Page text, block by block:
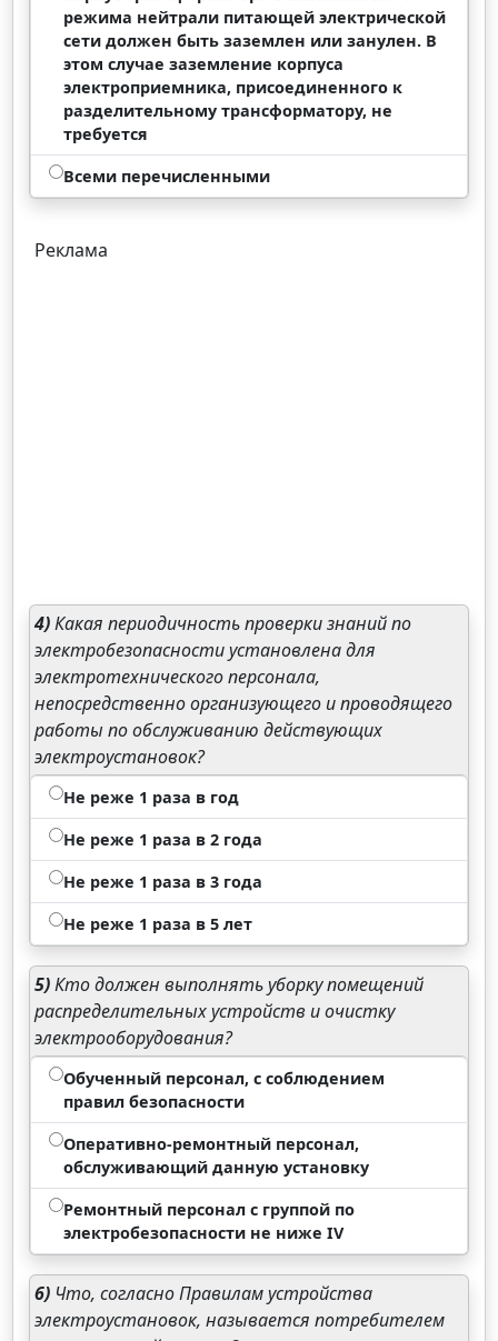
режима нейтрали питающей электрической
сети должен быть заземлен или занулен. В
этом случае заземление корпуса
электроприемника, присоединенного к
разделительному трансформатору, не
требуется
Всеми перечисленными
Реклама
4)Какая периодичность проверки знаний по
электробезопасности установлена для
электротехнического персонала,
непосредственно организующего и проводящего
работы по обслуживанию действующих
электроустановок?
Не реже 1 раза в год
Не реже 1 раза в 2 года
Не реже 1 раза в 3 года
Не реже 1 раза в 5 лет
5)Кто должен выполнять уборку помещений
распределительных устройств и очистку
электрооборудования?
Обученный персонал, с соблюдением
правил безопасности
Оперативно-ремонтный персонал,
обслуживающий данную установку
Ремонтный персонал с группой по
электробезопасности не ниже IV
6) Что, согласно Правилам устройства
электроустановок, называется потребителем